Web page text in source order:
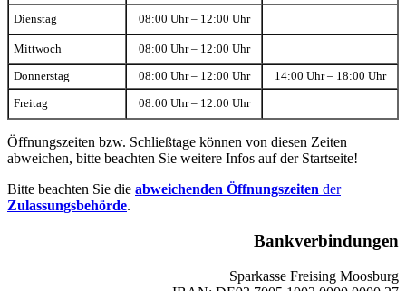
Dienstag 08:00 Uhr – 12:00 Uhr
Mittwoch 08:00 Uhr – 12:00 Uhr
Donnerstag 08:00 Uhr – 12:00 Uhr 14:00 Uhr – 18:00 Uhr
Freitag 08:00 Uhr – 12:00 Uhr
Öffnungszeiten bzw. Schließtage können von diesen Zeiten
abweichen, bitte beachten Sie weitere Infos auf der Startseite!
Bitte beachten Sie die abweichenden Öffnungszeiten der
Zulassungsbehörde.
Bankverbindungen
Sparkasse Freising Moosburg